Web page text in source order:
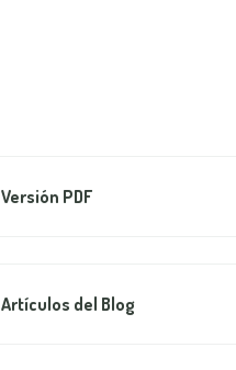
Versión PDF
Artículos del Blog